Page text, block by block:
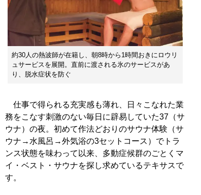
約30人の熱波師が在籍し、朝8時から1時間おきにロウリ
ュサービスを展開。直前に渡される氷のサービスがあ
り、脱水症状を防ぐ
仕事で得られる充実感も薄れ、日々こなれた業
務をこなす刺激のない毎日に辟易していた37（サ
ウナ）の夜。初めて作法どおりのサウナ体験（サ
ウナ→水風呂→外気浴の3セットコース）でトラ
ンス状態を味わって以来、多動症候群のごとくマ
イ・ベスト・サウナを探し求めているテキサスで
す。